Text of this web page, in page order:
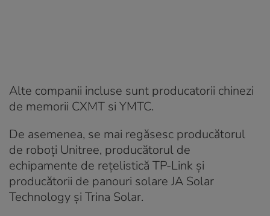
Alte companii incluse sunt producatorii chinezi
de memorii CXMT si YMTC.
De asemenea, se mai regăsesc producătorul
de roboți Unitree, producătorul de
echipamente de rețelistică TP-Link și
producătorii de panouri solare JA Solar
Technology și Trina Solar.